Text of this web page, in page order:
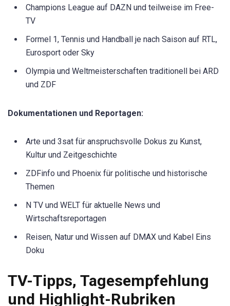
Champions League auf DAZN und teilweise im Free-
TV
Formel 1, Tennis und Handball je nach Saison auf RTL,
Eurosport oder Sky
Olympia und Weltmeisterschaften traditionell bei ARD
und ZDF
Dokumentationen und Reportagen:
Arte und 3sat für anspruchsvolle Dokus zu Kunst,
Kultur und Zeitgeschichte
ZDFinfo und Phoenix für politische und historische
Themen
N TV und WELT für aktuelle News und
Wirtschaftsreportagen
Reisen, Natur und Wissen auf DMAX und Kabel Eins
Doku
TV-Tipps, Tagesempfehlung
und Highlight-Rubriken